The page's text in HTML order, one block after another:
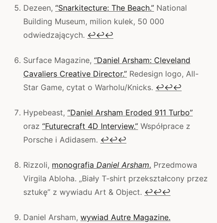
Dezeen, “Snarkitecture: The Beach.” National
Building Museum, milion kulek, 50 000
odwiedzających. ↩↩↩
Surface Magazine, “Daniel Arsham: Cleveland
Cavaliers Creative Director.” Redesign logo, All-
Star Game, cytat o Warholu/Knicks. ↩↩↩
Hypebeast, “Daniel Arsham Eroded 911 Turbo”
oraz “Futurecraft 4D Interview.” Współprace z
Porsche i Adidasem. ↩↩↩
Rizzoli, monografia Daniel Arsham. Przedmowa
Virgila Abloha. „Biały T-shirt przekształcony przez
sztukę” z wywiadu Art & Object. ↩↩↩
Daniel Arsham, wywiad Autre Magazine.